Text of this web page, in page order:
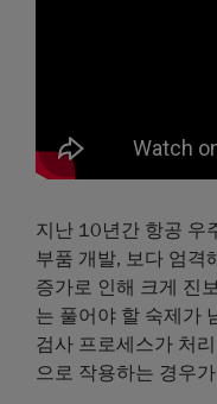
지난 10년간 항공 우
부품 개발, 보다 엄격
증가로 인해 크게 진
는 풀어야 할 숙제가
검사 프로세스가 처
으로 작용하는 경우